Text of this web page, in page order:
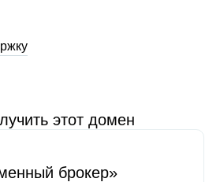
этот домен
брокер»